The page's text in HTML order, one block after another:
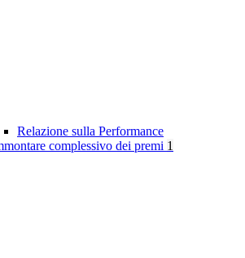
Relazione sulla Performance
complessivo dei premi 1